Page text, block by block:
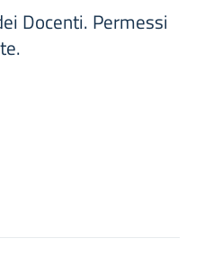
Docenti. Permessi